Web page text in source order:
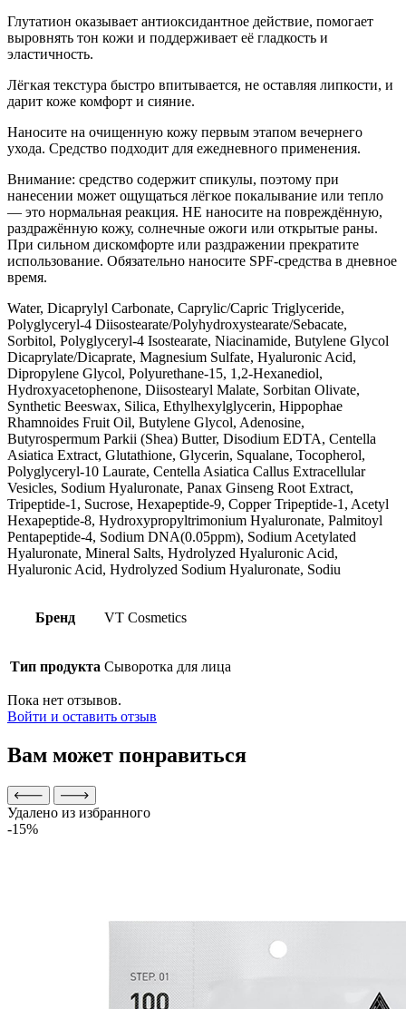
Глутатион оказывает антиоксидантное действие, помогает
выровнять тон кожи и поддерживает её гладкость и
эластичность.
Лёгкая текстура быстро впитывается, не оставляя липкости, и
дарит коже комфорт и сияние.
Наносите на очищенную кожу первым этапом вечернего
ухода. Средство подходит для ежедневного применения.
Внимание: средство содержит спикулы, поэтому при
нанесении может ощущаться лёгкое покалывание или тепло
— это нормальная реакция. НЕ наносите на повреждённую,
раздражённую кожу, солнечные ожоги или открытые раны.
При сильном дискомфорте или раздражении прекратите
использование. Обязательно наносите SPF-средства в дневное
время.
Water, Dicaprylyl Carbonate, Caprylic/Capric Triglyceride,
Polyglyceryl-4 Diisostearate/Polyhydroxystearate/Sebacate,
Sorbitol, Polyglyceryl-4 Isostearate, Niacinamide, Butylene Glycol
Dicaprylate/Dicaprate, Magnesium Sulfate, Hyaluronic Acid,
Dipropylene Glycol, Polyurethane-15, 1,2-Hexanediol,
Hydroxyacetophenone, Diisostearyl Malate, Sorbitan Olivate,
Synthetic Beeswax, Silica, Ethylhexylglycerin, Hippophae
Rhamnoides Fruit Oil, Butylene Glycol, Adenosine,
Butyrospermum Parkii (Shea) Butter, Disodium EDTA, Centella
Asiatica Extract, Glutathione, Glycerin, Squalane, Tocopherol,
Polyglyceryl-10 Laurate, Centella Asiatica Callus Extracellular
Vesicles, Sodium Hyaluronate, Panax Ginseng Root Extract,
Tripeptide-1, Sucrose, Hexapeptide-9, Copper Tripeptide-1, Acetyl
Hexapeptide-8, Hydroxypropyltrimonium Hyaluronate, Palmitoyl
Pentapeptide-4, Sodium DNA(0.05ppm), Sodium Acetylated
Hyaluronate, Mineral Salts, Hydrolyzed Hyaluronic Acid,
Hyaluronic Acid, Hydrolyzed Sodium Hyaluronate, Sodiu
Бренд VT Cosmetics
Тип продукта Сыворотка для лица
Пока нет отзывов.
Войти и оставить отзыв
Вам может понравиться
Удалено из избранного
-15%